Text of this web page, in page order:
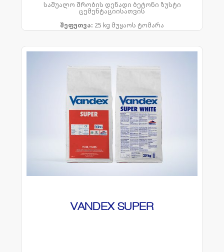
საშუალო შრობის დენადი ბეტონი ზუსტი
ცემენტაციისათვის
შეფუთვა: 25 kg მუყაოს ტომარა
VANDEX SUPER